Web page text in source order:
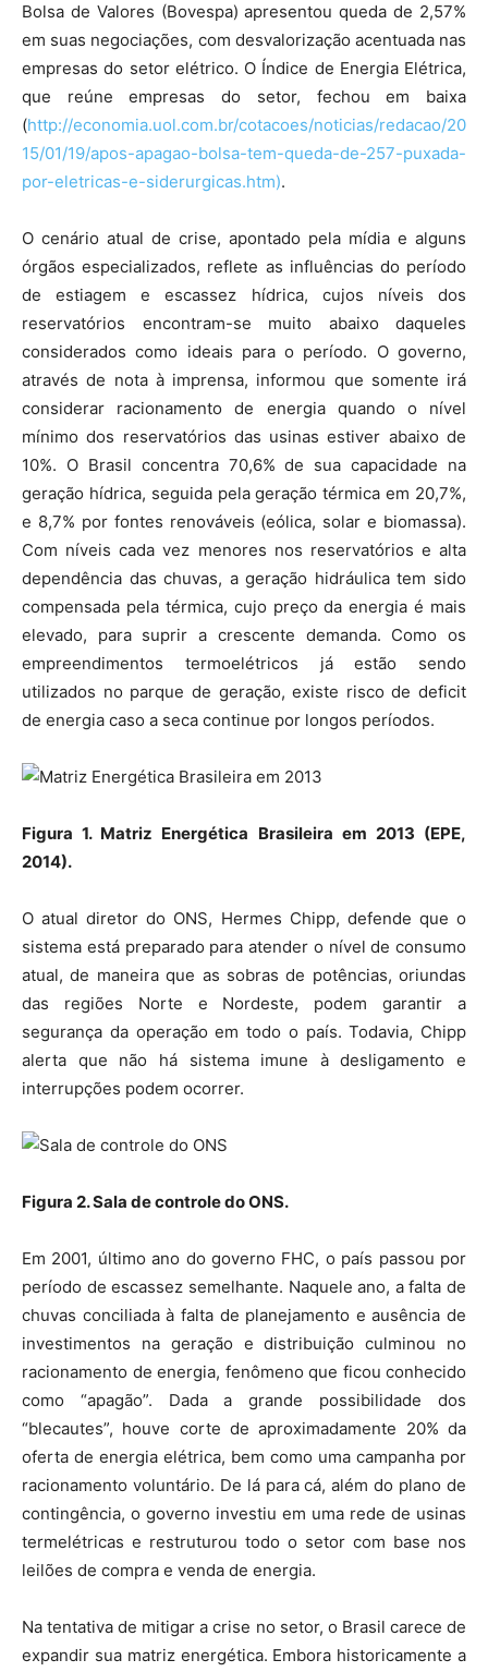
Bolsa de Valores (Bovespa) apresentou queda de 2,57%
em suas negociações, com desvalorização acentuada nas
empresas do setor elétrico. O Índice de Energia Elétrica,
que reúne empresas do setor, fechou em baixa
(http://economia.uol.com.br/cotacoes/noticias/redacao/20
15/01/19/apos-apagao-bolsa-tem-queda-de-257-puxada-
por-eletricas-e-siderurgicas.htm).
O cenário atual de crise, apontado pela mídia e alguns
órgãos especializados, reflete as influências do período
de estiagem e escassez hídrica, cujos níveis dos
reservatórios encontram-se muito abaixo daqueles
considerados como ideais para o período. O governo,
através de nota à imprensa, informou que somente irá
considerar racionamento de energia quando o nível
mínimo dos reservatórios das usinas estiver abaixo de
10%. O Brasil concentra 70,6% de sua capacidade na
geração hídrica, seguida pela geração térmica em 20,7%,
e 8,7% por fontes renováveis (eólica, solar e biomassa).
Com níveis cada vez menores nos reservatórios e alta
dependência das chuvas, a geração hidráulica tem sido
compensada pela térmica, cujo preço da energia é mais
elevado, para suprir a crescente demanda. Como os
empreendimentos termoelétricos já estão sendo
utilizados no parque de geração, existe risco de deficit
de energia caso a seca continue por longos períodos.
Figura 1. Matriz Energética Brasileira em 2013 (EPE,
2014).
O atual diretor do ONS, Hermes Chipp, defende que o
sistema está preparado para atender o nível de consumo
atual, de maneira que as sobras de potências, oriundas
das regiões Norte e Nordeste, podem garantir a
segurança da operação em todo o país. Todavia, Chipp
alerta que não há sistema imune à desligamento e
interrupções podem ocorrer.
Figura 2. Sala de controle do ONS.
Em 2001, último ano do governo FHC, o país passou por
período de escassez semelhante. Naquele ano, a falta de
chuvas conciliada à falta de planejamento e ausência de
investimentos na geração e distribuição culminou no
racionamento de energia, fenômeno que ficou conhecido
como “apagão”. Dada a grande possibilidade dos
“blecautes”, houve corte de aproximadamente 20% da
oferta de energia elétrica, bem como uma campanha por
racionamento voluntário. De lá para cá, além do plano de
contingência, o governo investiu em uma rede de usinas
termelétricas e restruturou todo o setor com base nos
leilões de compra e venda de energia.
Na tentativa de mitigar a crise no setor, o Brasil carece de
expandir sua matriz energética. Embora historicamente a